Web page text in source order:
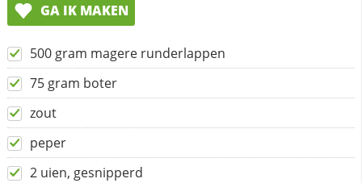
GA IK MAKEN
500 gram magere runderlappen
75 gram boter
zout
peper
2 uien, gesnipperd